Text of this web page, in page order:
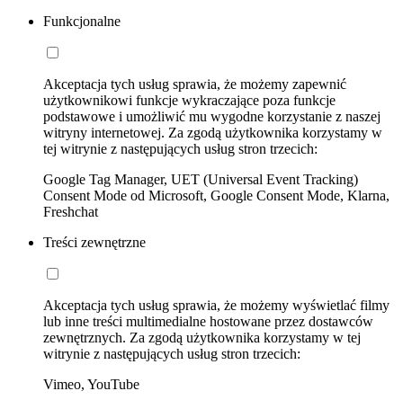
Funkcjonalne
Akceptacja tych usług sprawia, że możemy zapewnić
użytkownikowi funkcje wykraczające poza funkcje
podstawowe i umożliwić mu wygodne korzystanie z naszej
witryny internetowej. Za zgodą użytkownika korzystamy w
tej witrynie z następujących usług stron trzecich:
Google Tag Manager, UET (Universal Event Tracking)
Consent Mode od Microsoft, Google Consent Mode, Klarna,
Freshchat
Treści zewnętrzne
Akceptacja tych usług sprawia, że możemy wyświetlać filmy
lub inne treści multimedialne hostowane przez dostawców
zewnętrznych. Za zgodą użytkownika korzystamy w tej
witrynie z następujących usług stron trzecich:
Vimeo, YouTube